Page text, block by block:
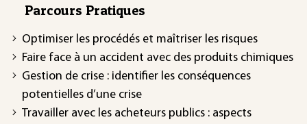
Parcours Pratiques
Optimiser les procédés et maîtriser les risques
Faire face à un accident avec des produits chimiques
Gestion de crise : identifier les conséquences
potentielles d’une crise
Travailler avec les acheteurs publics : aspects